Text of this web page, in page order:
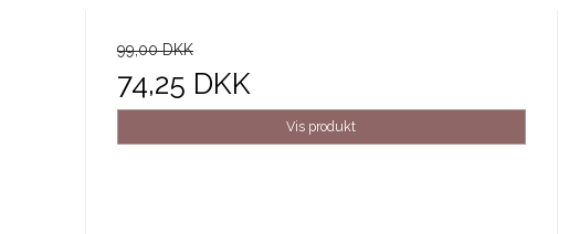
99,00 DKK
74,25 DKK
Vis produkt